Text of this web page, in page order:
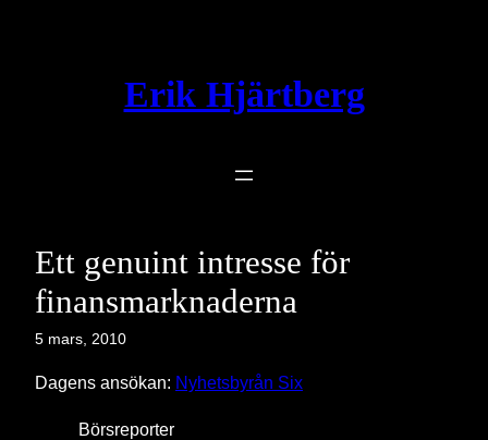
Erik Hjärtberg
Ett genuint intresse för
finansmarknaderna
5 mars, 2010
Dagens ansökan: Nyhetsbyrån Six
Börsreporter